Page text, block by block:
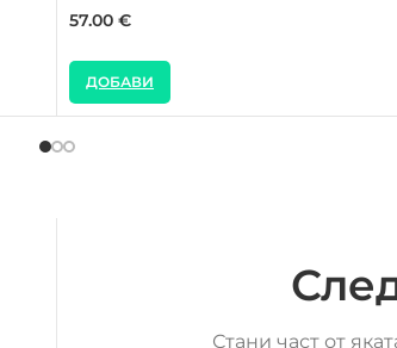
57.00 €
ДОБАВИ
Стани част от